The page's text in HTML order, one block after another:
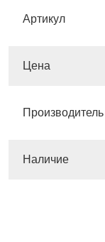
Артикул
Цена
Производитель
Наличие